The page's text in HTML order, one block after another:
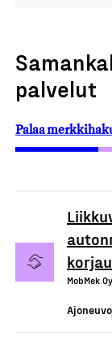
palvelut
Palaa
MobMek